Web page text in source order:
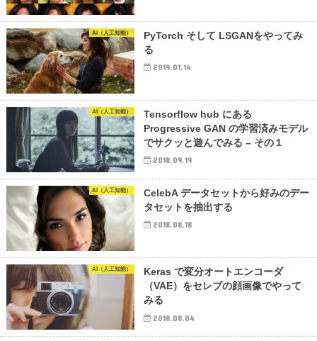
AI（人工知能）
PyTorch そして LSGANをやってみ
る
2019.01.14
AI（人工知能）
Tensorflow hub にある
Progressive GAN の学習済みモデル
でサクッと遊んでみる – その１
2018.09.19
AI（人工知能）
CelebA データセットから好みのデー
タセットを抽出する
2018.08.18
AI（人工知能）
Keras で変分オートエンコーダ
（VAE）をセレブの顔画像でやって
みる
2018.08.04